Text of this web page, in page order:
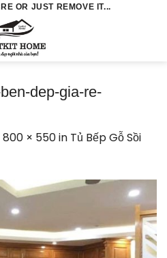
OR JUST REMOVE IT...
dep-gia-re-
800 × 550in Tủ Bếp Gỗ Sồi